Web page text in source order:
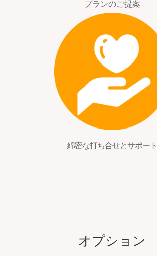
プランのご提案
綿密な打ち合せとサポート
オプション